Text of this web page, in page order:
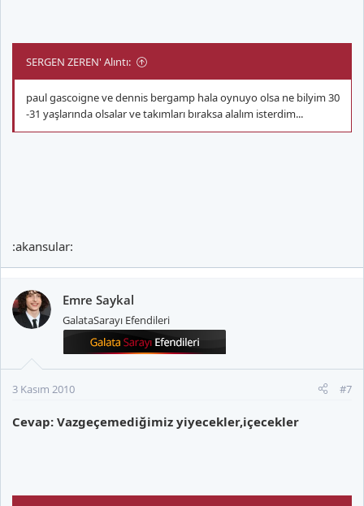
SERGEN ZEREN' Alıntı:
paul gascoigne ve dennis bergamp hala oynuyo olsa ne bilyim 30
-31 yaşlarında olsalar ve takımları bıraksa alalım isterdim...
:akansular:
Emre Saykal
GalataSarayı Efendileri
3 Kasım 2010 #7
Cevap: Vazgeçemediğimiz yiyecekler,içecekler